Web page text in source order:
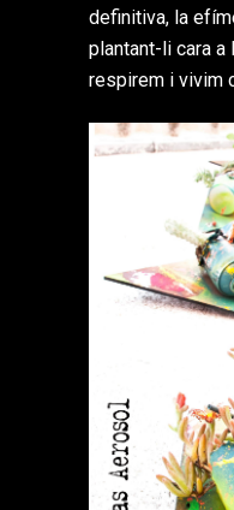
definitiva, la
plantant-li cara a
respirem i vivim